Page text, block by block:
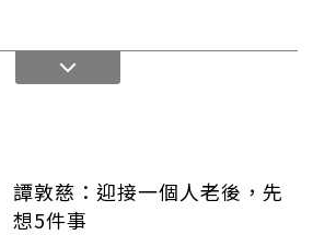
譚敦慈：迎接一個人老後，先
想5件事